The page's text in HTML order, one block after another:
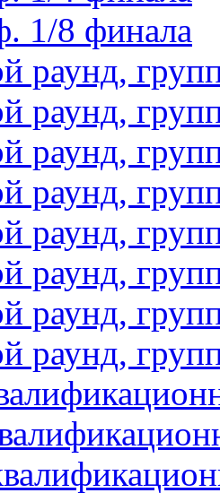
1/8 финала
раунд,
раунд,
раунд,
раунд,
раунд,
раунд,
раунд,
раунд,